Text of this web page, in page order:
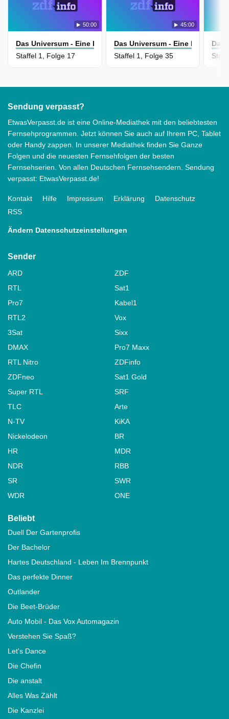
50:00
Das Universum - Eine Reise Durch Raum Und Zeit
Staffel 1, Folge 17
45:00
Das Universum - Eine Reise
Staffel 1, Folge 35
Das
Sendung verpasst?
EtwasVerpasst.de ist eine Online-Mediathek mit den beliebtesten
Fernsehprogrammen. Jetzt können Sie auch auf Ihrem PC, Tablet
oder Handy zappen. In unserer Mediathek finden Sie Ganze
Folgen und die neuesten Fernsehfolgen der besten
Fernsehserien. Von allen Deutschen Fernsehsendern. Sendung
verpasst: EtwasVerpasst.de!
Kontakt Hilfe Impressum Erklärung
Datenschutz
RSS
Ändern Datenschutzeinstellungen
Sender
ARD
ZDF
RTL
Sat1
Pro7
Kabel1
RTL2
Vox
3Sat
Sixx
DMAX
Pro7 Maxx
RTL Nitro
ZDFinfo
ZDFneo
Sat1 Gold
Super RTL
SRF
TLC
Arte
N-TV
KiKA
Nickelodeon
BR
HR
MDR
NDR
RBB
SR
SWR
WDR
ONE
Beliebt
Duell Der Gartenprofis
Der Bachelor
Hartes Deutschland - Leben Im Brennpunkt
Das perfekte Dinner
Outlander
Die Beet-Brüder
Auto Mobil - Das Vox Automagazin
Verstehen Sie Spaß?
Let's Dance
Die Chefin
Die anstalt
Alles Was Zählt
Die Kanzlei